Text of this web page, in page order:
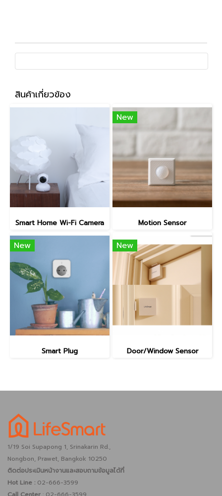
สินค้าเกี่ยวข้อง
Smart Home Wi-Fi Camera
New
Motion Sensor
New
Smart Plug
New
Door/Window Sensor
1/19 Soi Supapong 1, Srinakarin Rd.,
Nongbon, Prawet, Bangkok 10250
ติดต่อประเมินหน้างานและสอบถามข้อมูลได้ที่
Hot Line : 02-666-3599